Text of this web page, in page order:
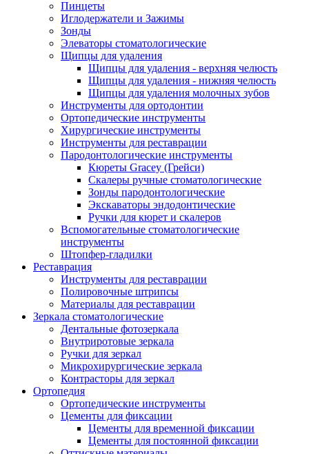
Пинцеты
Иглодержатели и Зажимы
Зонды
Элеваторы стоматологические
Щипцы для удаления
Щипцы для удаления - верхняя челюсть
Щипцы для удаления - нижняя челюсть
Щипцы для удаления молочных зубов
Инструменты для ортодонтии
Ортопедические инструменты
Хирургические инструменты
Инструменты для реставрации
Пародонтологические инструменты
Кюреты Gracey (Грейси)
Скалеры ручные стоматологические
Зонды пародонтологические
Экскаваторы эндодонтические
Ручки для кюрет и скалеров
Вспомогательные стоматологические
инструменты
Штопфер-гладилки
Реставрация
Инструменты для реставрации
Полировочные штрипсы
Материалы для реставрации
Зеркала стоматологические
Дентальные фотозеркала
Внутриротовые зеркала
Ручки для зеркал
Микрохирургические зеркала
Контрасторы для зеркал
Ортопедия
Ортопедические инструменты
Цементы для фиксации
Цементы для временной фиксации
Цементы для постоянной фиксации